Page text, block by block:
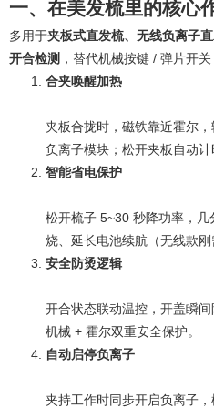
一、在美发梳里的核心
多用于夹板式直发梳、无线负离子
开合检测 ，替代机械按键 / 弹片开关
合夹唤醒加热
夹板合拢时，磁铁靠近霍尔，
负离子模块；松开夹板自动计
智能省电保护
松开梳子 5~30 秒降功率，
烧、延长电池续航（无线款刚
安全防烫逻辑
开合状态联动温控，开盖瞬
机械 + 霍尔双重安全保护。
自动启停负离子
夹持工作时同步开启负离子